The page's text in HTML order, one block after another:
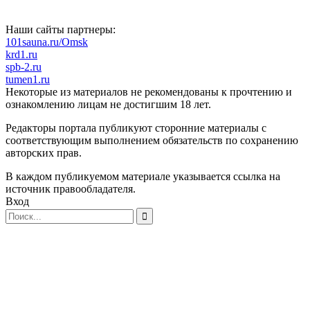
Наши сайты партнеры:
101sauna.ru/Omsk
krd1.ru
spb-2.ru
tumen1.ru
Некоторые из материалов не рекомендованы к прочтению и
ознакомлению лицам не достигшим 18 лет.
Редакторы портала публикуют сторонние материалы с
соответствующим выполнением обязательств по сохранению
авторских прав.
В каждом публикуемом материале указывается ссылка на
источник правообладателя.
Вход